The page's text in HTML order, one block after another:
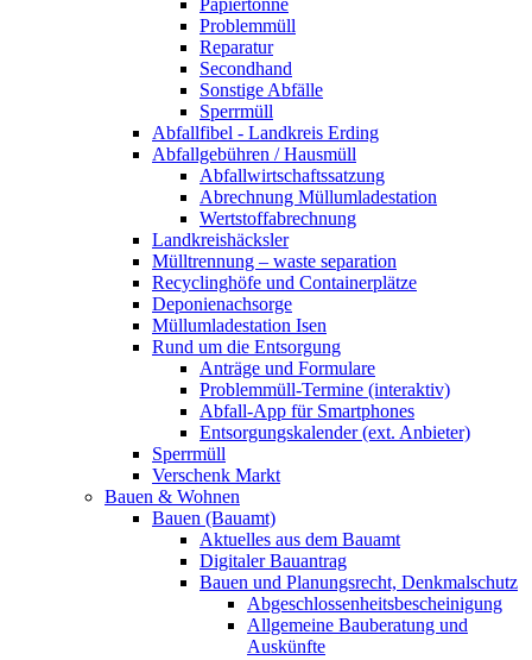
Papiertonne
Problemmüll
Reparatur
Secondhand
Sonstige Abfälle
Sperrmüll
Abfallfibel - Landkreis Erding
Abfallgebühren / Hausmüll
Abfallwirtschaftssatzung
Abrechnung Müllumladestation
Wertstoffabrechnung
Landkreishäcksler
Mülltrennung – waste separation
Recyclinghöfe und Containerplätze
Deponienachsorge
Müllumladestation Isen
Rund um die Entsorgung
Anträge und Formulare
Problemmüll-Termine (interaktiv)
Abfall-App für Smartphones
Entsorgungskalender (ext. Anbieter)
Sperrmüll
Verschenk Markt
Bauen & Wohnen
Bauen (Bauamt)
Aktuelles aus dem Bauamt
Digitaler Bauantrag
Bauen und Planungsrecht, Denkmalschutz
Abgeschlossenheitsbescheinigung
Allgemeine Bauberatung und
Auskünfte